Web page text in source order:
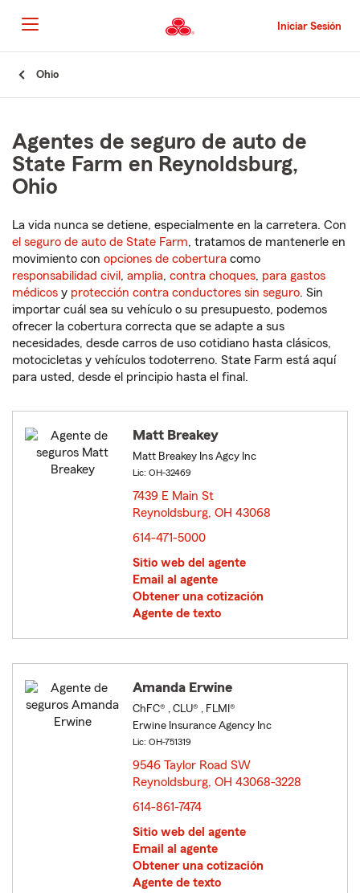
al
contenido
principal
Iniciar Sesión
Ohio
Agentes de seguro de auto de
State Farm en Reynoldsburg,
Ohio
La vida nunca se detiene, especialmente en la carretera. Con
el seguro de auto de State Farm, tratamos de mantenerle en
movimiento con opciones de cobertura como
responsabilidad civil , amplia, contra choques, para gastos
médicos y protección contra conductores sin seguro. Sin
importar cuál sea su vehículo o su presupuesto, podemos
ofrecer la cobertura correcta que se adapte a sus
necesidades, desde carros de uso cotidiano hasta clásicos,
motocicletas y vehículos todoterreno. State Farm está aquí
para usted, desde el principio hasta el final.
Matt Breakey
Matt Breakey Ins Agcy Inc
Lic: OH-32469
7439 E Main St
Reynoldsburg, OH 43068
614-471-5000
Sitio web del agente
Email al agente
Obtener una cotización
Agente de texto
Amanda Erwine
ChFC® , CLU® , FLMI®
Erwine Insurance Agency Inc
Lic: OH-751319
9546 Taylor Road SW
Reynoldsburg, OH 43068-3228
614-861-7474
Sitio web del agente
Email al agente
Obtener una cotización
Agente de texto